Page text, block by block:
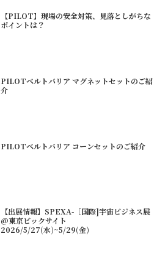
【PILOT】現場の安全対策、見落としがちな
ポイントは？
PILOTベルトバリア マグネットセットのご紹
介
PILOTベルトバリア コーンセットのご紹介
【出展情報】SPEXA-［国際]宇宙ビジネス展
@東京ビックサイト
2026/5/27(水)~5/29(金)